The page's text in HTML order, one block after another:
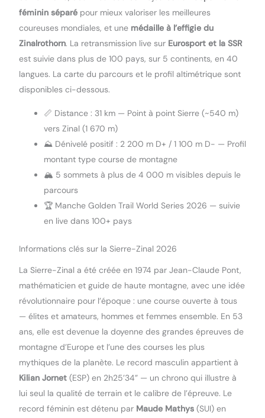
féminin séparépour mieux valoriser les meilleures
coureuses mondiales, et une médaille à l’effigie du
Zinalrothorn. La retransmission live sur Eurosport et la SSR
est suivie dans plus de 100 pays, sur 5 continents, en 40
langues. La carte du parcours et le profil altimétrique sont
disponibles ci-dessous.
📏 Distance : 31 km — Point à point Sierre (~540 m)
vers Zinal (1 670 m)
⛰️ Dénivelé positif : 2 200 m D+ / 1 100 m D- — Profil
montant type course de montagne
🏔️ 5 sommets à plus de 4 000 m visibles depuis le
parcours
🏆 Manche Golden Trail World Series 2026 — suivie
en live dans 100+ pays
Informations clés sur la Sierre-Zinal 2026
La Sierre-Zinal a été créée en 1974 par Jean-Claude Pont,
mathématicien et guide de haute montagne, avec une idée
révolutionnaire pour l’époque : une course ouverte à tous
— élites et amateurs, hommes et femmes ensemble. En 53
ans, elle est devenue la doyenne des grandes épreuves de
montagne d’Europe et l’une des courses les plus
mythiques de la planète. Le record masculin appartient à
Kilian Jornet(ESP) en 2h25’34” — un chrono qui illustre à
lui seul la qualité de terrain et le calibre de l’épreuve. Le
record féminin est détenu par Maude Mathys(SUI) en